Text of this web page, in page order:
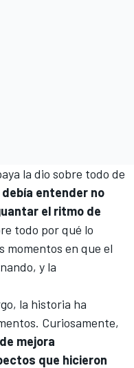
la dio sobre todo de
entender no
el ritmo de
todo por qué lo
momentos en que el
y la
la historia ha
Curiosamente,
mejora
que hicieron